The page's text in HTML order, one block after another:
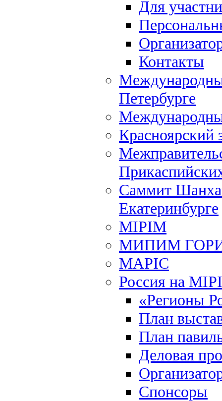
Для
Контакты
Петербурге
Красноярский
Саммит
Екатеринбурге
MIPIM
МИПИМ
MAPIC
Россия на
«Регионы
План
План
Деловая
Спонсоры